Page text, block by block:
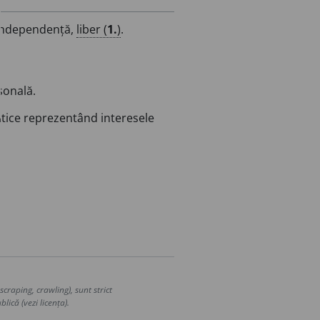
liber (1.).
reprezentând interesele
crawling), sunt strict
(vezi licența).